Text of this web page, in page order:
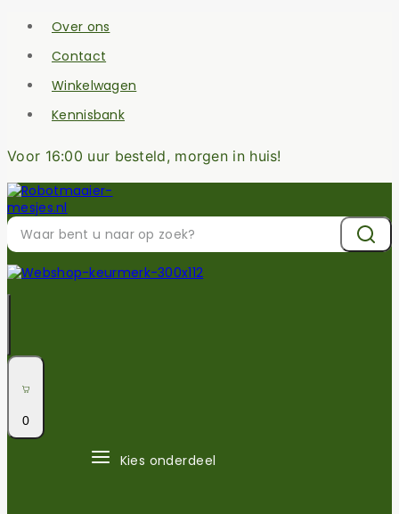
Over ons
Contact
Winkelwagen
Kennisbank
Voor 16:00 uur besteld, morgen in huis!
0
Kies onderdeel